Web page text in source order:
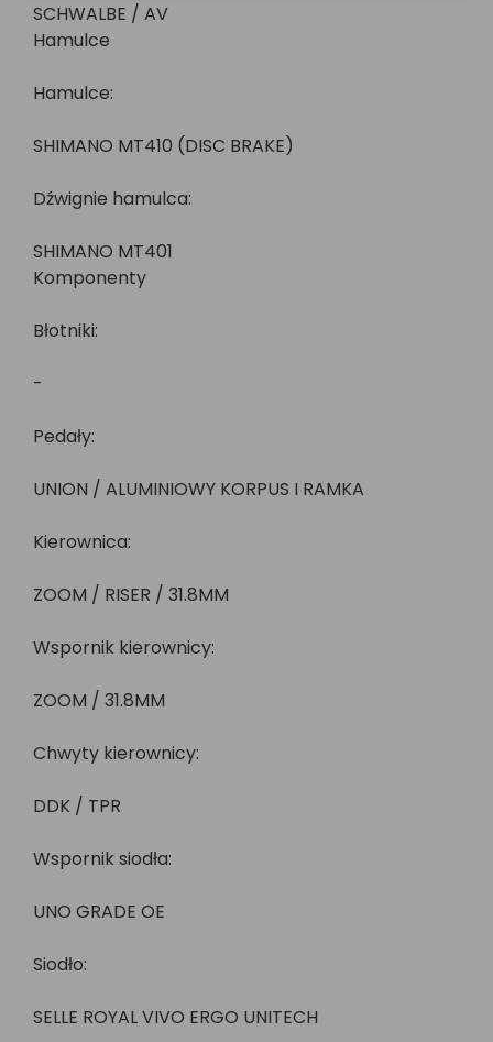
SCHWALBE / AV
Hamulce
Hamulce:
SHIMANO MT410 (DISC BRAKE)
Dźwignie hamulca:
SHIMANO MT401
Komponenty
Błotniki:
-
Pedały:
UNION / ALUMINIOWY KORPUS I RAMKA
Kierownica:
ZOOM / RISER / 31.8MM
Wspornik kierownicy:
ZOOM / 31.8MM
Chwyty kierownicy:
DDK / TPR
Wspornik siodła:
UNO GRADE OE
Siodło:
SELLE ROYAL VIVO ERGO UNITECH